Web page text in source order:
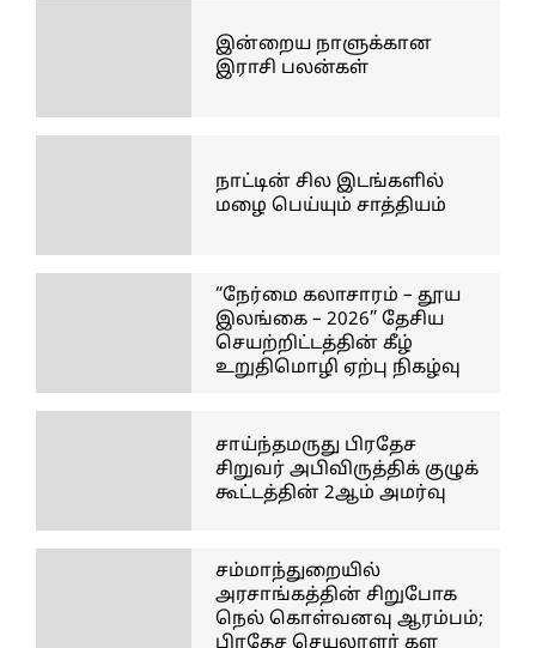
இன்றைய நாளுக்கான
இராசி பலன்கள்
நாட்டின் சில இடங்களில்
மழை பெய்யும் சாத்தியம்
“நேர்மை கலாசாரம் – தூய
இலங்கை – 2026” தேசிய
செயற்றிட்டத்தின் கீழ்
உறுதிமொழி ஏற்பு நிகழ்வு
சாய்ந்தமருது பிரதேச
சிறுவர் அபிவிருத்திக் குழுக்
கூட்டத்தின் 2ஆம் அமர்வு
சம்மாந்துறையில்
அரசாங்கத்தின் சிறுபோக
நெல் கொள்வனவு ஆரம்பம்;